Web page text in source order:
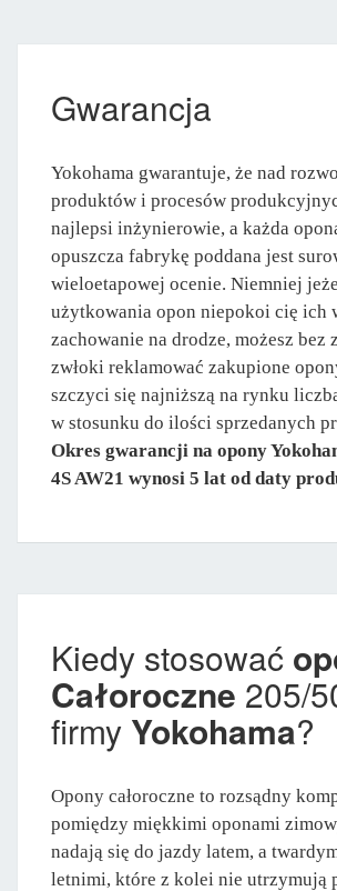
Gwarancja
Yokohama gwarantuje, że nad
produktów i procesów
najlepsi inżynierowie, a każda
opuszcza fabrykę poddana jest
wieloetapowej ocenie. Niemniej
użytkowania opon niepokoi cię ich
zachowanie na drodze, możesz bez
zwłoki reklamować zakupione
szczyci się najniższą na rynku
w stosunku do ilości sprzedanych
Okres gwarancji na opony
4S AW21 wynosi 5 lat od daty
Kiedy stosować
Całoroczne 205/
firmy Yokohama?
Opony całoroczne to rozsądny
pomiędzy miękkimi oponami
nadają się do jazdy latem, a
letnimi, które z kolei nie utrzymują